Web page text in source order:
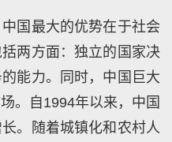
国最大的优势在于社会
两方面：独立的国家决
能力。同时，中国巨大
。自1994年以来，中国
。随着城镇化和农村人